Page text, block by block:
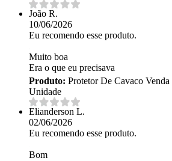
João R.
10/06/2026
Eu recomendo esse produto.
Muito boa
Era o que eu precisava
Produto: Protetor De Cavaco
Unidade
Elianderson L.
02/06/2026
Eu recomendo esse produto.
Bom